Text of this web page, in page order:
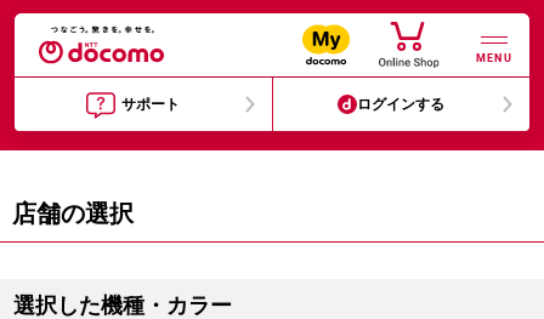
MENU
サポート ログインする
店舗の選択
選択した機種・カラー